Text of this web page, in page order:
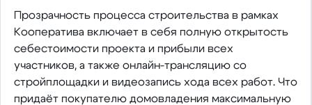
Прозрачность процесса строительства в рамках
Кооператива включает в себя полную открытость
себестоимости проекта и прибыли всех
участников, а также онлайн-трансляцию со
стройплощадки и видеозапись хода всех работ. Что
придаёт покупателю домовладения максимальную